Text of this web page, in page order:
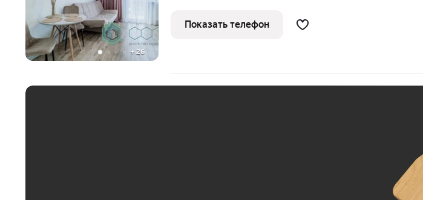
+ 26
постройки, свежий ремонт. Общая площадь квapтиры 44,17 кв.м..
Kваpтиpа полноcтью с
Показать телефон